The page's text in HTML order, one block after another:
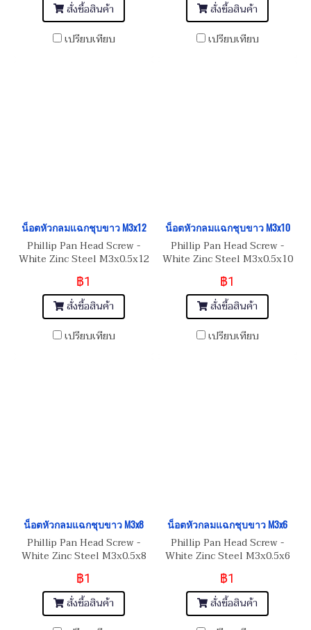
สั่งซื้อสินค้า
เปรียบเทียบ
สั่งซื้อสินค้า
เปรียบเทียบ
น็อตหัวกลมแฉกชุบขาว M3x12
Phillip Pan Head Screw -
White Zinc Steel M3x0.5x12
฿1
สั่งซื้อสินค้า
เปรียบเทียบ
น็อตหัวกลมแฉกชุบขาว M3x10
Phillip Pan Head Screw -
White Zinc Steel M3x0.5x10
฿1
สั่งซื้อสินค้า
เปรียบเทียบ
น็อตหัวกลมแฉกชุบขาว M3x8
Phillip Pan Head Screw -
White Zinc Steel M3x0.5x8
สกรูน็อต JP
฿1
สั่งซื้อสินค้า
น็อตหัวกลมแฉกชุบขาว M3x6
Phillip Pan Head Screw -
White Zinc Steel M3x0.5x6
สกรูน็อต JP
฿1
สั่งซื้อสินค้า